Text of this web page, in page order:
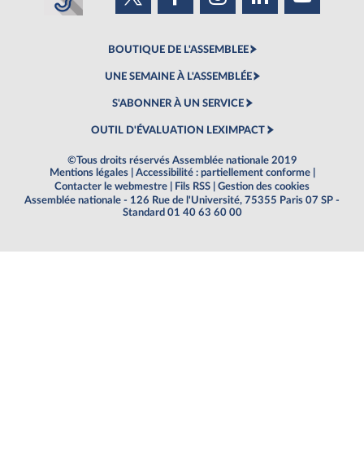
BOUTIQUE DE L'ASSEMBLEE
UNE SEMAINE À L'ASSEMBLÉE
S'ABONNER À UN SERVICE
OUTIL D'ÉVALUATION LEXIMPACT
©Tous droits réservés Assemblée nationale 2019
Mentions légales
Accessibilité : partiellement conforme
Contacter le webmestre
Fils RSS
Gestion des cookies
Assemblée nationale - 126 Rue de l'Université, 75355 Paris 07 SP -
Standard 01 40 63 60 00